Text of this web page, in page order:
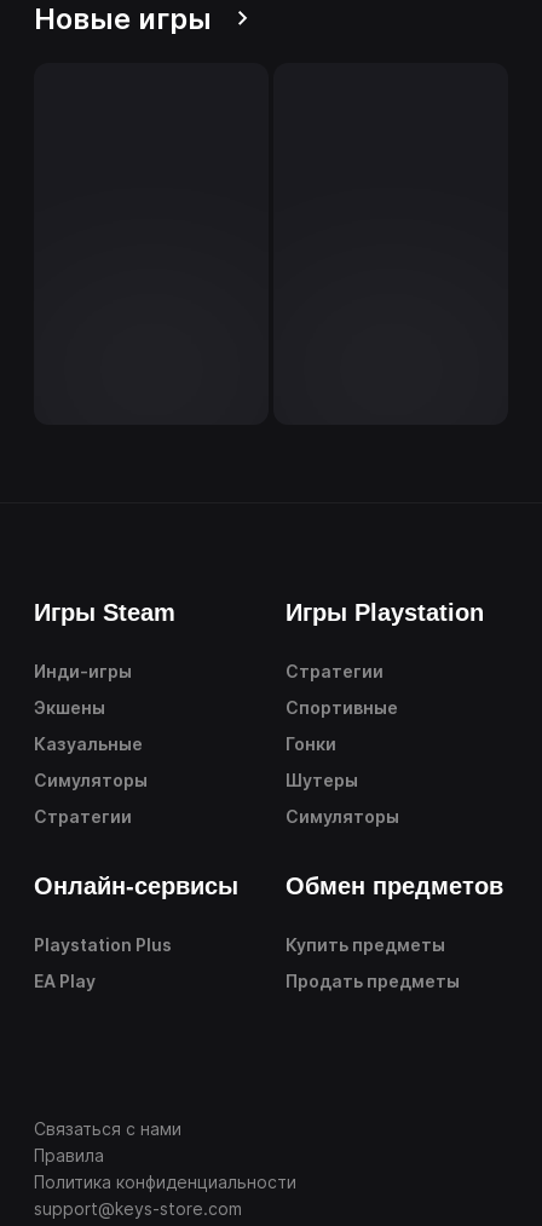
Новые игры
Игры Steam
Инди-игры
Экшены
Казуальные
Симуляторы
Стратегии
Игры Playstation
Стратегии
Спортивные
Гонки
Шутеры
Симуляторы
Онлайн-сервисы
Playstation Plus
EA Play
Обмен предметов
Купить предметы
Продать предметы
Связаться с нами
Правила
Политика конфиденциальности
support@keys-store.com